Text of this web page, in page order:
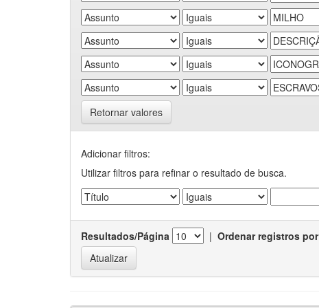
Retornar valores
Adicionar filtros:
Utilizar filtros para refinar o resultado de busca.
Resultados/Página | Ordenar registros por